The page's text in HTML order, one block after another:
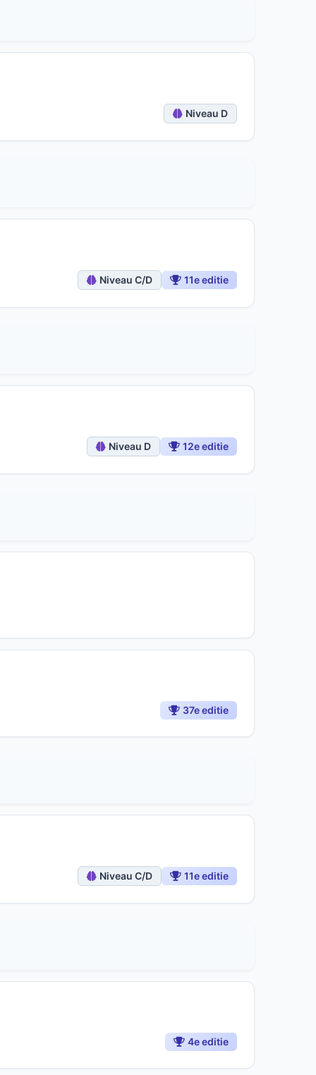
Niveau D
Niveau C/D 11e editie
Niveau D 12e editie
37e editie
Niveau C/D 11e editie
4e editie